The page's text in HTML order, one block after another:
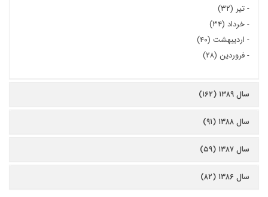
-تیر (۳۲)
-خرداد (۳۴)
- اردیبهشت (۴۰)
-فروردین (۲۸)
سال ۱۳۸۹ (۱۶۲)
سال ۱۳۸۸ (۹۱)
سال ۱۳۸۷ (۵۹)
سال ۱۳۸۶ (۸۲)